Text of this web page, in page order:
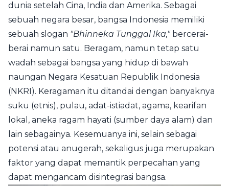
dunia setelah Cina, India dan Amerika. Sebagai
sebuah negara besar, bangsa Indonesia memiliki
sebuah slogan "Bhinneka Tunggal Ika,"bercerai-
berai namun satu. Beragam, namun tetap satu
wadah sebagai bangsa yang hidup di bawah
naungan Negara Kesatuan Republik Indonesia
(NKRI). Keragaman itu ditandai dengan banyaknya
suku (etnis), pulau, adat-istiadat, agama, kearifan
lokal, aneka ragam hayati (sumber daya alam) dan
lain sebagainya. Kesemuanya ini, selain sebagai
potensi atau anugerah, sekaligus juga merupakan
faktor yang dapat memantik perpecahan yang
dapat mengancam disintegrasi bangsa.